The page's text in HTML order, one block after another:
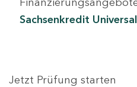
Sachsenkredit Universal
Jetzt Prüfung starten